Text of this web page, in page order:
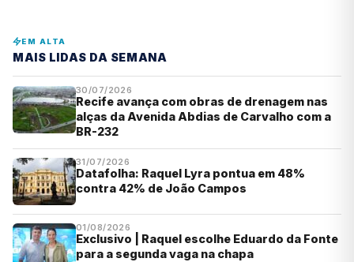
EM ALTA
MAIS LIDAS DA SEMANA
30/07/2026
Recife avança com obras de drenagem nas
alças da Avenida Abdias de Carvalho com a
BR-232
31/07/2026
Datafolha: Raquel Lyra pontua em 48%
contra 42% de João Campos
01/08/2026
Exclusivo | Raquel escolhe Eduardo da Fonte
para a segunda vaga na chapa